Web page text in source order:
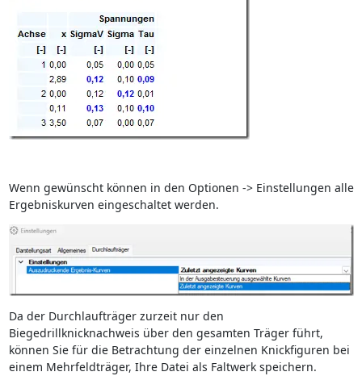
Wenn gewünscht können in den Optionen -> Einstellungen alle
Ergebniskurven eingeschaltet werden.
Da der Durchlaufträger zurzeit nur den
Biegedrillknicknachweis über den gesamten Träger führt,
können Sie für die Betrachtung der einzelnen Knickfiguren bei
einem Mehrfeldträger, Ihre Datei als Faltwerk speichern.